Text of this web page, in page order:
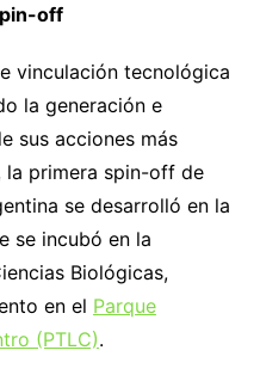
off
vinculación tecnológica
la generación e
sus acciones más
la primera spin-off de
se desarrolló en la
se incubó en la
Biológicas,
en el Parque
(PTLC).